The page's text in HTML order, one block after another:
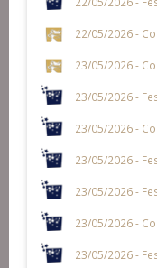
22/05/2026 -
23/05/2026 -
23/05/2026 -
23/05/2026 -
23/05/2026 -
23/05/2026 -
23/05/2026 -
23/05/2026 -